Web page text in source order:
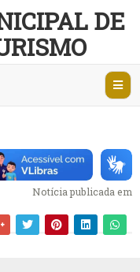
DE
Notícia publicada em